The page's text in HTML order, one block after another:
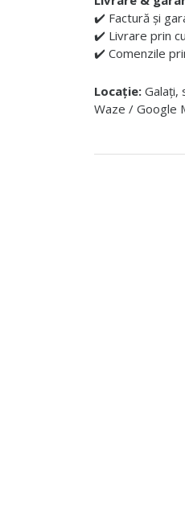
✔️ Factură și
✔️ Livrare prin
✔️ Comenzile
Locație: Galați,
Waze / Google